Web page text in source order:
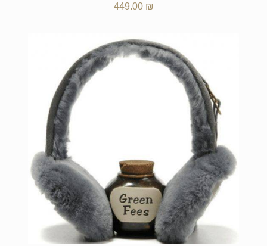
449.00 ₪